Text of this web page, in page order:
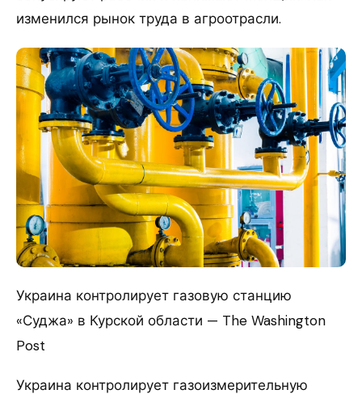
изменился рынок труда в агроотрасли.
Украина контролирует газовую станцию
«Суджа» в Курской области — The Washington
Post
Украина контролирует газоизмерительную